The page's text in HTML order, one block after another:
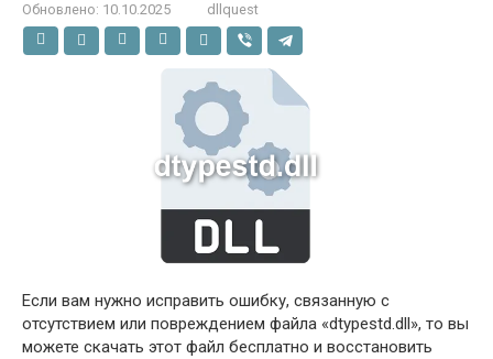
Обновлено: 10.10.2025 dllquest
Если вам нужно исправить ошибку, связанную с
отсутствием или повреждением файла «dtypestd.dll», то вы
можете скачать этот файл бесплатно и восстановить